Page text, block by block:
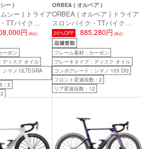
ー )
シー ) トライア
TTバイク
01 THREE (
ン 01 スリー )
レッド S ( 身
後 )
円 (税込)
ーボン
ディスク オイル
シマノ ULTEGRA
：2
ORBEA ( オルベア )
ORBEA ( オルベア ) トライア
スロンバイク・TTバイク
ORDU M30I LTD ( オルドゥ
M30i LTD ) MYO オーダーカラ
ー S-M (身長目安175cm前後)
20%OFF 885,280円 (税込)
フレーム素材：カーボン
ブレーキタイプ：ディスク オイル
コンポグレード：シマノ 105 DI2
フロント変速段数：2
リア変速段数：12